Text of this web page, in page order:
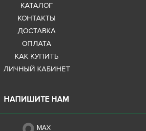
КАТАЛОГ
КОНТАКТЫ
ДОСТАВКА
ОПЛАТА
КАК КУПИТЬ
ЛИЧНЫЙ КАБИНЕТ
НАПИШИТЕ НАМ
MAX